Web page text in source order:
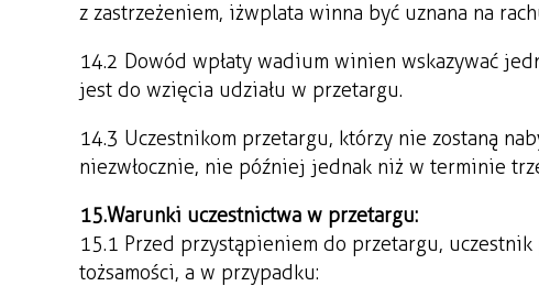
z zastrzeżeniem, iż wplata winna być uznana na
14.2 Dowód wpłaty wadium winien wskazywać
jest do wzięcia udziału w przetargu.
14.3 Uczestnikom przetargu, którzy nie zostaną
niezwłocznie, nie później jednak niż w terminie
15. Warunki uczestnictwa w przetargu:
15.1 Przed przystąpieniem do przetargu,
tożsamości, a w przypadku: